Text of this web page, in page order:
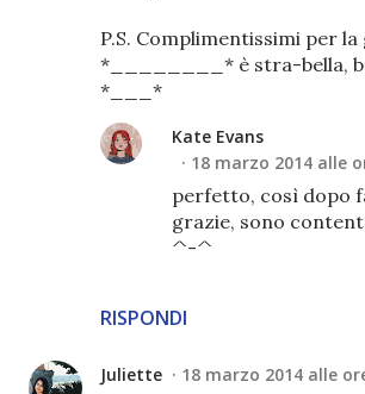
P.S. Complimentissimi per la
*________* è stra-bella,
*___*
RISPONDI
Kate Evans
18 marzo 2014 alle
perfetto, così dopo
grazie, sono
^-^
Juliette 18 marzo 2014 alle